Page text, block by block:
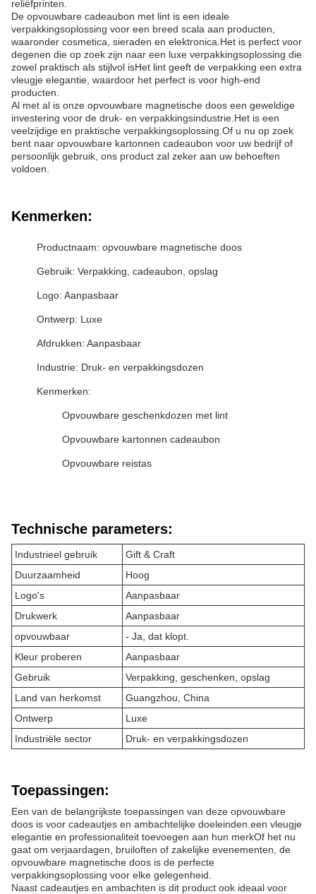
reliëfprinten.
De opvouwbare cadeaubon met lint is een ideale
verpakkingsoplossing voor een breed scala aan producten,
waaronder cosmetica, sieraden en elektronica.Het is perfect voor
degenen die op zoek zijn naar een luxe verpakkingsoplossing die
zowel praktisch als stijlvol isHet lint geeft de verpakking een extra
vleugje elegantie, waardoor het perfect is voor high-end
producten.
Al met al is onze opvouwbare magnetische doos een geweldige
investering voor de druk- en verpakkingsindustrie.Het is een
veelzijdige en praktische verpakkingsoplossing.Of u nu op zoek
bent naar opvouwbare kartonnen cadeaubon voor uw bedrijf of
persoonlijk gebruik, ons product zal zeker aan uw behoeften
voldoen.
Kenmerken:
Productnaam: opvouwbare magnetische doos
Gebruik: Verpakking, cadeaubon, opslag
Logo: Aanpasbaar
Ontwerp: Luxe
Afdrukken: Aanpasbaar
Industrie: Druk- en verpakkingsdozen
Kenmerken:
Opvouwbare geschenkdozen met lint
Opvouwbare kartonnen cadeaubon
Opvouwbare reistas
Technische parameters:
Industrieel gebruik
Gift & Craft
Duurzaamheid
Hoog
Logo's
Aanpasbaar
Drukwerk
Aanpasbaar
opvouwbaar
- Ja, dat klopt.
Kleur proberen
Aanpasbaar
Gebruik
Verpakking, geschenken, opslag
Land van herkomst
Guangzhou, China
Ontwerp
Luxe
Industriële sector
Druk- en verpakkingsdozen
Toepassingen:
Een van de belangrijkste toepassingen van deze opvouwbare
doos is voor cadeautjes en ambachtelijke doeleinden.een vleugje
elegantie en professionaliteit toevoegen aan hun merkOf het nu
gaat om verjaardagen, bruiloften of zakelijke evenementen, de
opvouwbare magnetische doos is de perfecte
verpakkingsoplossing voor elke gelegenheid.
Naast cadeautjes en ambachten is dit product ook ideaal voor